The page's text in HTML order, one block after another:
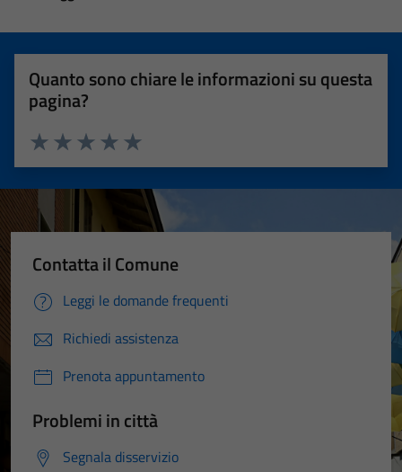
Quanto sono chiare le informazioni su questa
pagina?
Valuta 5 stelle su 5
Valuta 4 stelle su 5
Valuta 3 stelle su 5
Valuta 2 stelle su 5
Valuta 1 stelle su 5
Contatta il Comune
Leggi le domande frequenti
Richiedi assistenza
Prenota appuntamento
Problemi in città
Segnala disservizio